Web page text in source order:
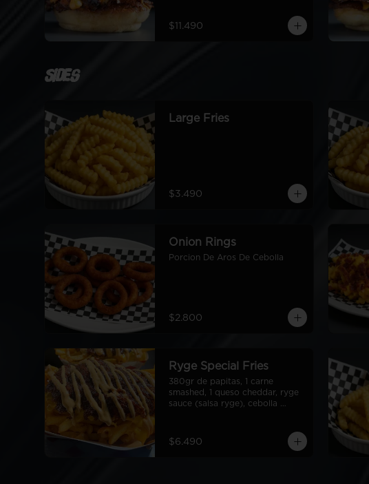
$11.490
Sides
Large Fries
$3.490
Onion Rings
Porcion De Aros De Cebolla
$2.800
Ryge Special Fries
380gr de papitas, 1 carne
smashed, 1 queso cheddar, ryge
sauce (salsa ryge), cebolla
$6.490